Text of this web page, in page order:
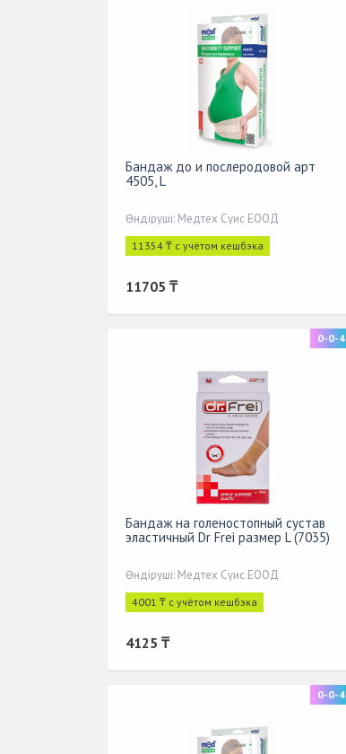
Бандаж до и послеродовой арт
4505, L
Өндіруші: Медтех Суис ЕООД
11354 ₸ с учётом кешбэка
11705 ₸
0-0-4
Бандаж на голеностопный сустав
эластичный Dr Frei размер L (7035)
Өндіруші: Медтех Суис ЕООД
4001 ₸ с учётом кешбэка
4125 ₸
0-0-4